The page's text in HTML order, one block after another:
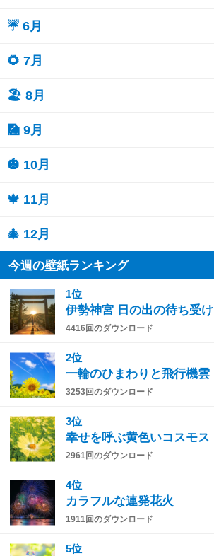
☔ 6月
🌻 7月
🏖 8月
🎑 9月
🎃 10月
🍁 11月
🎄 12月
今週の壁紙ランキング
1位
伊勢神宮 日の出の待ち受け
4416回のダウンロード
2位
一輪のひまわりと飛行機雲
3253回のダウンロード
3位
幸せを呼ぶ黄色いコスモス
2961回のダウンロード
4位
カラフルな連発花火
1911回のダウンロード
5位